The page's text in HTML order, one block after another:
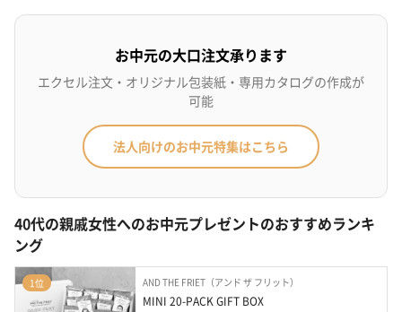
お中元の大口注文承ります
エクセル注文・オリジナル包装紙・専用カタログの作成が
可能
法人向けのお中元特集はこちら
40代の親戚女性へのお中元プレゼントのおすすめランキ
ング
1位 AND THE FRIET（アンド ザ フリット）
MINI 20-PACK GIFT BOX